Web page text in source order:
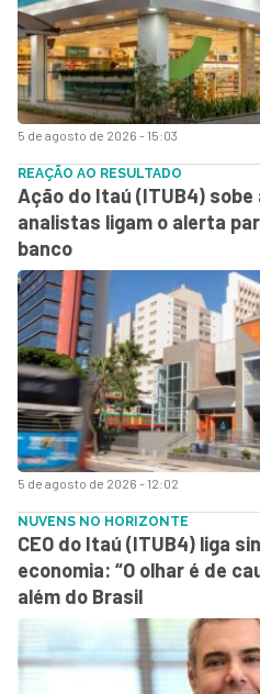
5 de agosto de 2026 - 15:03
5 de agosto de 2026 - 12:02
REAÇÃO AO RESULTADO
Ação do Itaú (ITUB4)
analistas ligam o alerta
banco
NUVENS NO HORIZONTE
CEO do Itaú (ITUB4) liga
economia: “O olhar é de
além do Brasil